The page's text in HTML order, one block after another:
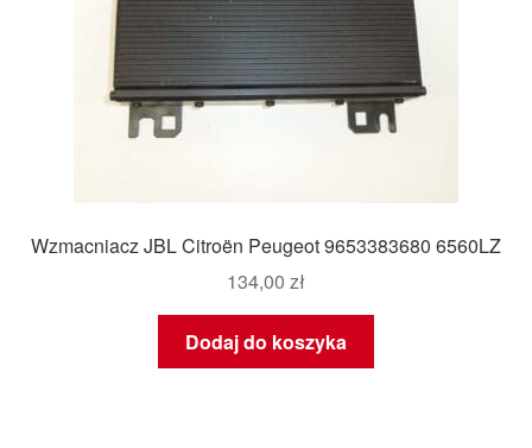
Wzmacniacz JBL Citroën Peugeot 9653383680 6560LZ
134,00 zł
Dodaj do koszyka